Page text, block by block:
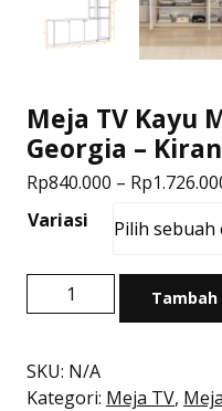
Meja TV Kayu
Georgia –
Rp840.000 – Rp
Variasi
Kuantitas
Meja
Kayu
Minimalis
SKU: N/A
Kategori: Meja TV,